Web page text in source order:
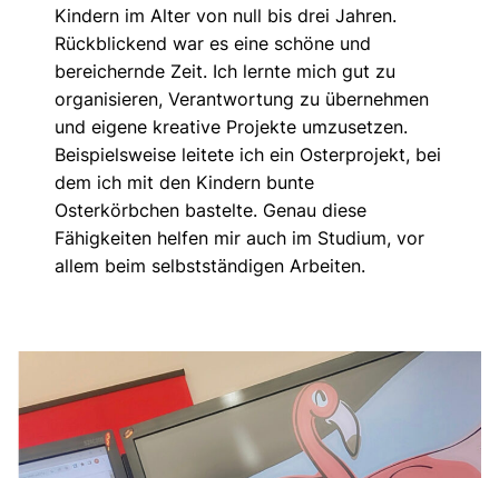
Kindern im Alter von null bis drei Jahren.
Rückblickend war es eine schöne und
bereichernde Zeit. Ich lernte mich gut zu
organisieren, Verantwortung zu übernehmen
und eigene kreative Projekte umzusetzen.
Beispielsweise leitete ich ein Osterprojekt, bei
dem ich mit den Kindern bunte
Osterkörbchen bastelte. Genau diese
Fähigkeiten helfen mir auch im Studium, vor
allem beim selbstständigen Arbeiten.